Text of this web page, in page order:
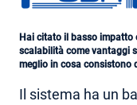
Hai citato il basso impatto
scalabilità come vantaggi
meglio in cosa consistono
Il sistema ha un